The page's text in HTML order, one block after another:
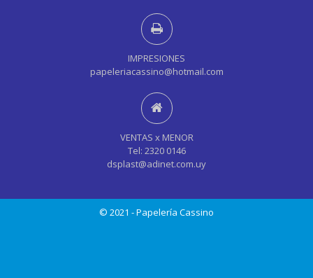
IMPRESIONES
papeleriacassino@hotmail.com
VENTAS x MENOR
Tel: 2320 0146
dsplast@adinet.com.uy
© 2021 - Papelería Cassino